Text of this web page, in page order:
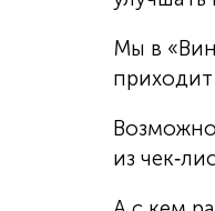
Мы в
из